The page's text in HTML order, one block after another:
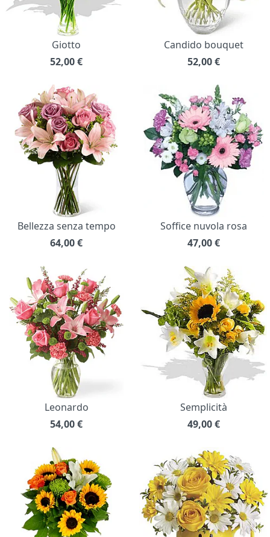
Giotto
52,00€
Candido bouquet
52,00€
Bellezza senza tempo
64,00€
Soffice nuvola rosa
47,00€
Leonardo
54,00€
Semplicità
49,00€